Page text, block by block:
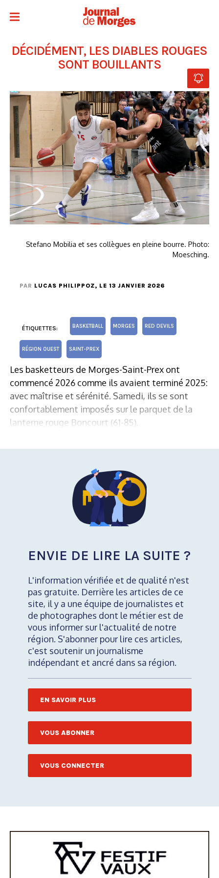
DÉCIDÉMENT, LES DIABLES ROUGES
SONT BOUILLANTS
Stefano Mobilia et ses collègues en pleine bourre. Photo:
Moesching.
PAR LUCAS PHILIPPOZ, LE 13 JANVIER 2026
ÉTIQUETTES: BASKETBALL MORGES RED DEVILS
RÉGION OUEST SAINT-PREX
Les basketteurs de Morges-Saint-Prex ont
commencé 2026 comme ils avaient terminé 2025:
avec maîtrise et sérénité. Samedi, ils se sont
confortablement imposés sur le parquet de la
lanterne rouge Boncourt (61-85).
ENVIE DE LIRE LA SUITE ?
L'information vérifiée et de qualité n'est
pas gratuite. Derrière les articles de ce
site, il y a une équipe de journalistes et
de photographes dont le métier est de
vous informer sur l'actualité de notre
région. S'abonner pour lire ces articles,
c'est soutenir un journalisme
indépendant et ancré dans sa région.
EN SAVOIR PLUS
VOUS ABONNER
VOUS CONNECTER